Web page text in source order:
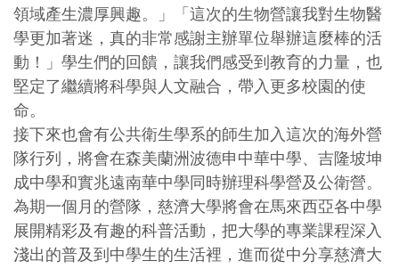
領域產生濃厚興趣。」「這次的生物營讓我對生物醫
學更加著迷，真的非常感謝主辦單位舉辦這麼棒的活
動！」學生們的回饋，讓我們感受到教育的力量，也
堅定了繼續將科學與人文融合，帶入更多校園的使
命。
接下來也會有公共衛生學系的師生加入這次的海外營
隊行列，將會在森美蘭洲波德申中華中學、吉隆坡坤
成中學和實兆遠南華中學同時辦理科學營及公衛營。
為期一個月的營隊，慈濟大學將會在馬來西亞各中學
展開精彩及有趣的科普活動，把大學的專業課程深入
淺出的普及到中學生的生活裡，進而從中分享慈濟大